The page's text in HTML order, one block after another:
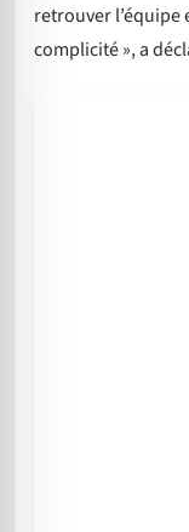
retrouver l’équipe
complicité », a